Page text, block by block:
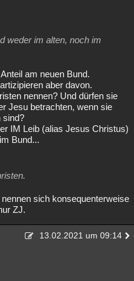
weder im alten, noch im
am neuen Bund.
aber davon.
nennen? Und dürfen sie
Jesu betrachten, wenn sie
sind?
IM Leib (alias Jesus Christus)
Bund...
sich konsequenterweise
ZJ.
13.02.2021 um 09:14